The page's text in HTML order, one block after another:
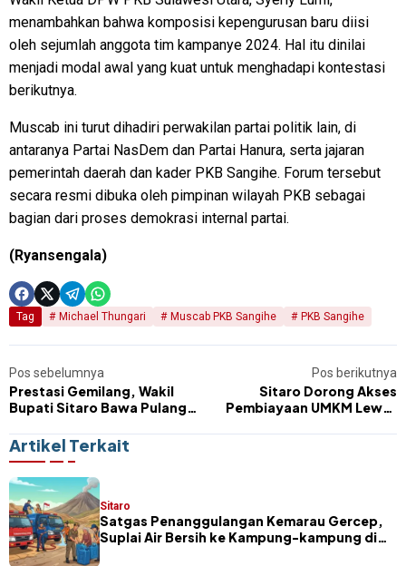
menambahkan bahwa komposisi kepengurusan baru diisi
oleh sejumlah anggota tim kampanye 2024. Hal itu dinilai
menjadi modal awal yang kuat untuk menghadapi kontestasi
berikutnya.
Muscab ini turut dihadiri perwakilan partai politik lain, di
antaranya Partai NasDem dan Partai Hanura, serta jajaran
pemerintah daerah dan kader PKB Sangihe. Forum tersebut
secara resmi dibuka oleh pimpinan wilayah PKB sebagai
bagian dari proses demokrasi internal partai.
(Ryansengala)
Tag Michael Thungari Muscab PKB Sangihe PKB Sangihe
Pos sebelumnya
Prestasi Gemilang, Wakil
Bupati Sitaro Bawa Pulang
Pos berikutnya
Sitaro Dorong Akses
Pembiayaan UMKM Lewat
Artikel Terkait
Sitaro
Satgas Penanggulangan Kemarau Gercep,
Suplai Air Bersih ke Kampung-kampung di